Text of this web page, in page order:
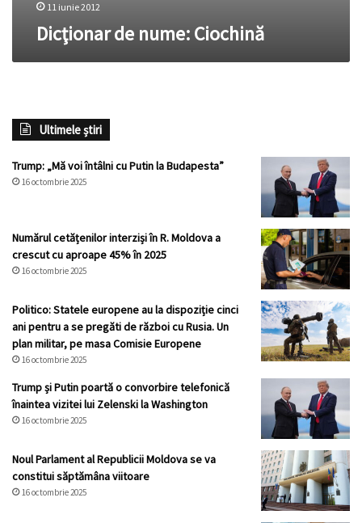
11 iunie 2012
Dicţionar de nume: Ciochină
Ultimele știri
Trump: „Mă voi întâlni cu Putin la Budapesta”
16 octombrie 2025
Numărul cetățenilor interziși în R. Moldova a
crescut cu aproape 45% în 2025
16 octombrie 2025
Politico: Statele europene au la dispoziție cinci
ani pentru a se pregăti de război cu Rusia. Un
plan militar, pe masa Comisie Europene
16 octombrie 2025
Trump și Putin poartă o convorbire telefonică
înaintea vizitei lui Zelenski la Washington
16 octombrie 2025
Noul Parlament al Republicii Moldova se va
constitui săptămâna viitoare
16 octombrie 2025